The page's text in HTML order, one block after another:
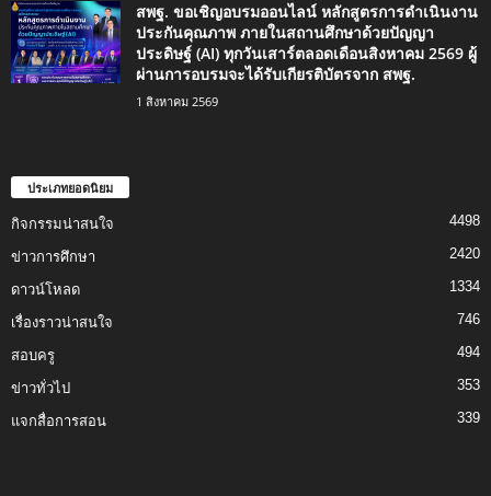
สพฐ. ขอเชิญอบรมออนไลน์ หลักสูตรการดำเนินงาน
ประกันคุณภาพ ภายในสถานศึกษาด้วยปัญญา
ประดิษฐ์ (AI) ทุกวันเสาร์ตลอดเดือนสิงหาคม 2569 ผู้
ผ่านการอบรมจะได้รับเกียรติบัตรจาก สพฐ.
1 สิงหาคม 2569
ประเภทยอดนิยม
กิจกรรมน่าสนใจ 4498
ข่าวการศึกษา 2420
ดาวน์โหลด 1334
เรื่องราวน่าสนใจ 746
สอบครู 494
ข่าวทั่วไป 353
แจกสื่อการสอน 339